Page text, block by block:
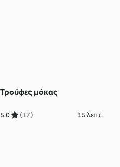
Τρούφες μόκας
5.0 (17) 15 λεπτ.